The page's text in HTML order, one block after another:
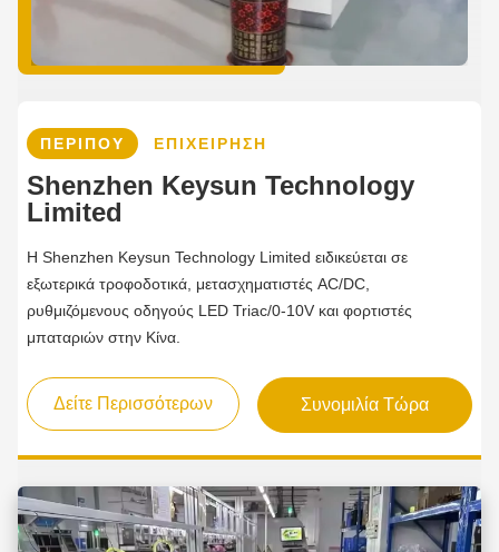
ΠΕΡΊΠΟΥ ΕΠΙΧΕΊΡΗΣΗ
Shenzhen Keysun Technology
Limited
Η Shenzhen Keysun Technology Limited ειδικεύεται σε
εξωτερικά τροφοδοτικά, μετασχηματιστές AC/DC,
ρυθμιζόμενους οδηγούς LED Triac/0-10V και φορτιστές
μπαταριών στην Κίνα.
Δείτε Περισσότερων Συνομιλία Τώρα